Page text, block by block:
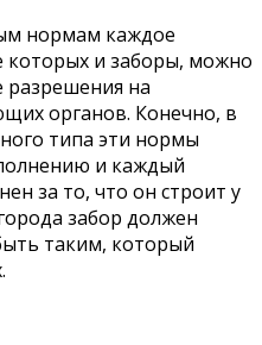
нормам каждое
которых и заборы, можно
разрешения на
органов. Конечно, в
типа эти нормы
и каждый
за то, что он строит у
забор должен
таким, который